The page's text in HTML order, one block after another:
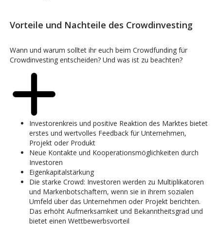
Vorteile und Nachteile des Crowdinvesting
Wann und warum solltet ihr euch beim Crowdfunding für
Crowdinvesting entscheiden? Und was ist zu beachten?
Investorenkreis und positive Reaktion des Marktes bietet
erstes und wertvolles Feedback für Unternehmen,
Projekt oder Produkt
Neue Kontakte und Kooperationsmöglichkeiten durch
Investoren
Eigenkapitalstärkung
Die starke Crowd: Investoren werden zu Multiplikatoren
und Markenbotschaftern, wenn sie in ihrem sozialen
Umfeld über das Unternehmen oder Projekt berichten.
Das erhöht Aufmerksamkeit und Bekanntheitsgrad und
bietet einen Wettbewerbsvorteil